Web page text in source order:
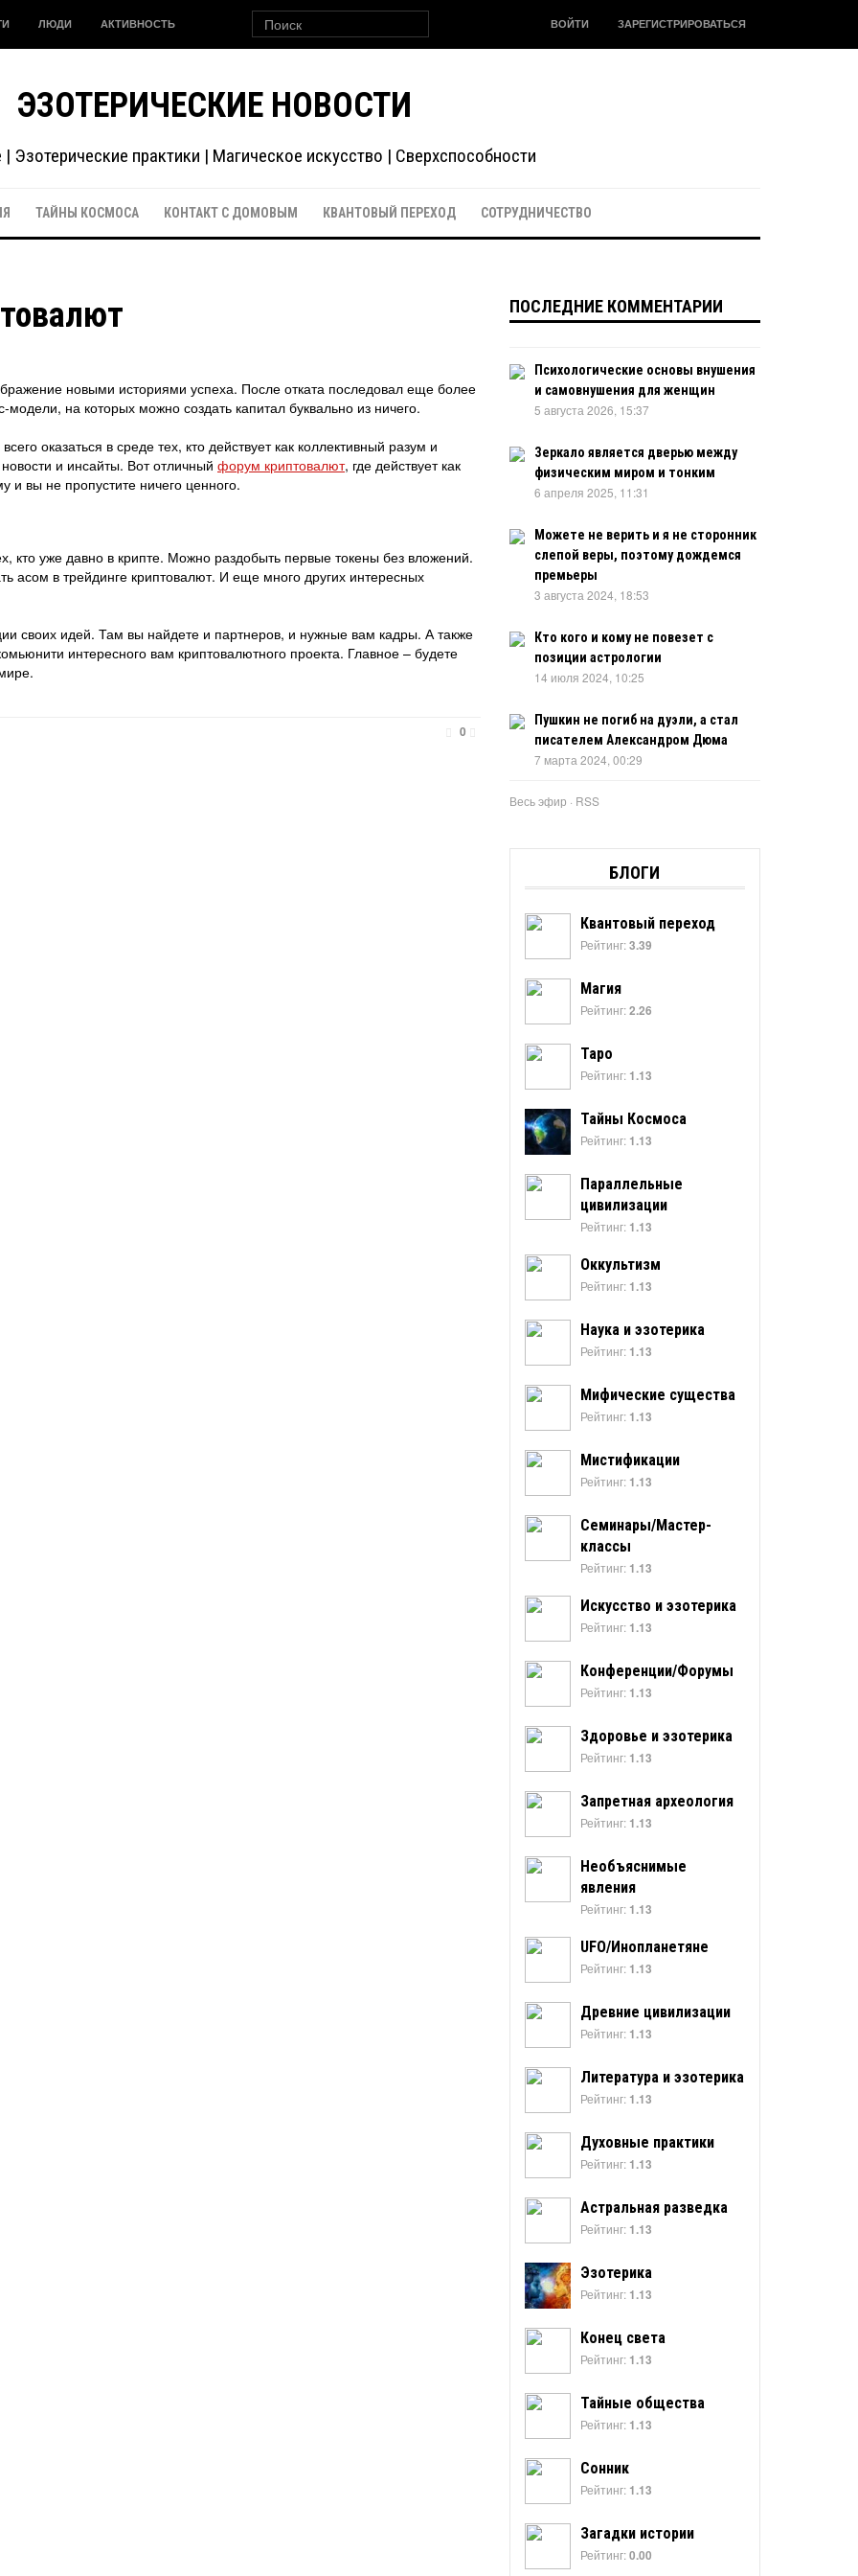
ЛЮДИ АКТИВНОСТЬ ВОЙТИ ЗАРЕГИСТРИРОВАТЬСЯ
ЭЗОТЕРИЧЕСКИЕ НОВОСТИ
Эзотерические практики | Магическое искусство | Сверхспособности
ТАЙНЫ КОСМОСА КОНТАКТ С ДОМОВЫМ КВАНТОВЫЙ ПЕРЕХОД СОТРУДНИЧЕСТВО
новыми историями успеха. После отката последовал еще более
на которых можно создать капитал буквально из ничего.
оказаться в среде тех, кто действует как коллективный разум и
и инсайты. Вот отличный форум криптовалют, где действует как
и вы не пропустите ничего ценного.
кто уже давно в крипте. Можно раздобыть первые токены без вложений.
асом в трейдинге криптовалют. И еще много других интересных
своих идей. Там вы найдете и партнеров, и нужные вам кадры. А также
интересного вам криптовалютного проекта. Главное – будете
0
ПОСЛЕДНИЕ КОММЕНТАРИИ
Психологические основы внушения
и самовнушения для женщин
5 августа 2026, 15:37
Зеркало является дверью между
физическим миром и тонким
6 апреля 2025, 11:31
Можете не верить и я не сторонник
слепой веры, поэтому дождемся
премьеры
3 августа 2024, 18:53
Кто кого и кому не повезет с
позиции астрологии
14 июля 2024, 10:25
Пушкин не погиб на дуэли, а стал
писателем Александром Дюма
7 марта 2024, 00:29
Весь эфир · RSS
БЛОГИ
Квантовый переход
Рейтинг:3.39
Магия
Рейтинг:2.26
Таро
Рейтинг: 1.13
Тайны Космоса
Рейтинг: 1.13
Параллельные
цивилизации
Рейтинг: 1.13
Оккультизм
Рейтинг: 1.13
Наука и эзотерика
Рейтинг: 1.13
Мифические существа
Рейтинг: 1.13
Мистификации
Рейтинг: 1.13
Семинары/Мастер-
классы
Рейтинг: 1.13
Искусство и эзотерика
Рейтинг: 1.13
Конференции/Форумы
Рейтинг: 1.13
Здоровье и эзотерика
Рейтинг: 1.13
Запретная археология
Рейтинг: 1.13
Необъяснимые
явления
Рейтинг: 1.13
UFO/Инопланетяне
Рейтинг: 1.13
Древние цивилизации
Рейтинг: 1.13
Литература и эзотерика
Рейтинг: 1.13
Духовные практики
Рейтинг: 1.13
Астральная разведка
Рейтинг: 1.13
Эзотерика
Рейтинг: 1.13
Конец света
Рейтинг: 1.13
Тайные общества
Рейтинг: 1.13
Сонник
Рейтинг: 1.13
Загадки истории
Рейтинг:0.00